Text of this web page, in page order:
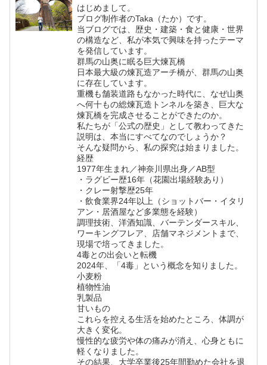
はじめまして。
ブログ制作者のTaka（たか）です。
当ブログでは、歴史・建築・食と健康・世界
の構造など、私が本気で興味を持ったテーマ
を発信しています。
群馬の山奥に眠る巨大煉瓦橋
日本最大級の煉瓦造アーチ橋が、群馬の山奥
に存在しています。
重機も舗装道路もなかった時代に、なぜ山奥
へ何十もの総煉瓦造トンネルを築き、巨大な
煉瓦橋を完成させることができたのか。
私たちが「公式の歴史」として教わってきた
説明は、本当にすべてなのでしょうか？
そんな疑問から、私の探究は始まりました。
経歴
1977年生まれ／神奈川県出身／AB型
・ラグビー歴16年（花園出場経験あり）
・クレー射撃歴25年
・飲食業界24年以上（ショットバー・イタリ
アン・居酒屋など多業態を経験）
調理技術、洋酒知識、バーテンダースキル、
ワーキングフレア、店舗マネジメントまで、
現場で培ってきました。
4毒との出会いと転機
2024年、「4毒」という概念を知りました。
小麦粉
植物性油
乳製品
甘いもの
これらを控える生活を始めたところ、体調が
大きく変化。
慢性的な疲労や体の痛みが消え、心身ともに
軽くなりました。
その結果、大学卒業後25年間勤めた会社を退